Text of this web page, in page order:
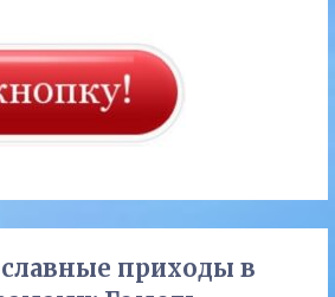
приходы в